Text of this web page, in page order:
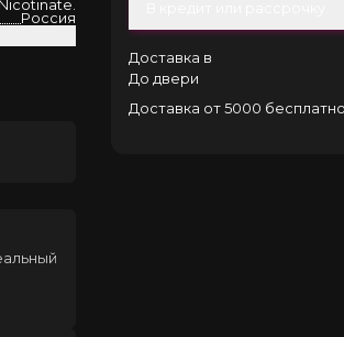
Nicotinate.
Россия
Доставка в
До двери
Доставка от 5000